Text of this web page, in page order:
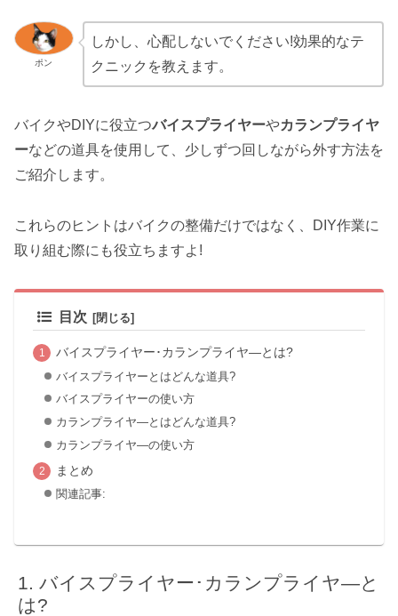
ポン
しかし、心配しないでください!効果的なテ
クニックを教えます。
バイクやDIYに役立つバイスプライヤーやカランプライヤ
ーなどの道具を使用して、少しずつ回しながら外す方法を
ご紹介します。
これらのヒントはバイクの整備だけではなく、DIY作業に
取り組む際にも役立ちますよ!
目次
バイスプライヤー･カランプライヤ―とは?
バイスプライヤーとはどんな道具?
バイスプライヤーの使い方
カランプライヤ―とはどんな道具?
カランプライヤ―の使い方
まとめ
関連記事:
バイスプライヤー･カランプライヤ―と
は?